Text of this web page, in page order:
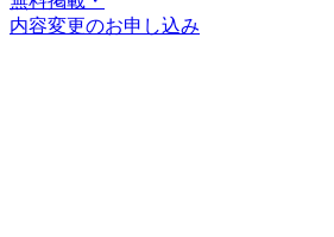
内容変更のお申し込み